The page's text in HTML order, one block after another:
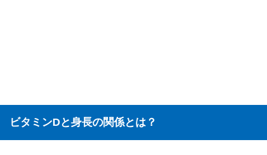
ビタミンDと身長の関係とは？